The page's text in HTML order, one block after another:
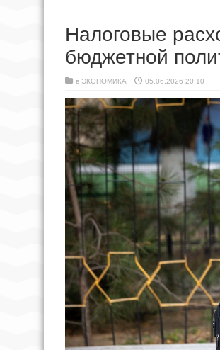
Налоговые
бюджетной
в ЭКОНОМИКА 05.06.2026 20:10